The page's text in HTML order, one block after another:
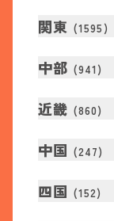
関東 (1595 )
中部 (941 )
近畿 (860)
中国 (247)
四国 (152)